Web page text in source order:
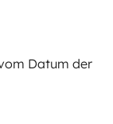
Datum der